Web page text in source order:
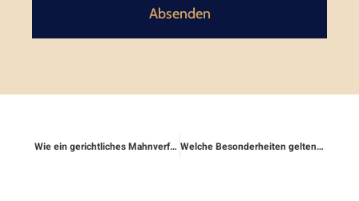
Absenden
Wie ein gerichtliches Mahnverfahren funktioniert Welche Besonderheiten gelten für Lehrer und Beamte beim Rechtsschutz?